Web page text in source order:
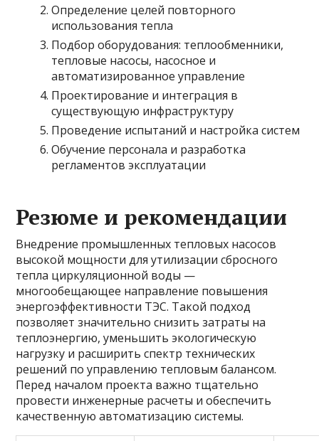
Определение целей повторного
использования тепла
Подбор оборудования: теплообменники,
тепловые насосы, насосное и
автоматизированное управление
Проектирование и интеграция в
существующую инфраструктуру
Проведение испытаний и настройка систем
Обучение персонала и разработка
регламентов эксплуатации
Резюме и рекомендации
Внедрение промышленных тепловых насосов
высокой мощности для утилизации сбросного
тепла циркуляционной воды —
многообещающее направление повышения
энергоэффективности ТЭС. Такой подход
позволяет значительно снизить затраты на
теплоэнергию, уменьшить экологическую
нагрузку и расширить спектр технических
решений по управлению тепловым балансом.
Перед началом проекта важно тщательно
провести инженерные расчеты и обеспечить
качественную автоматизацию системы.